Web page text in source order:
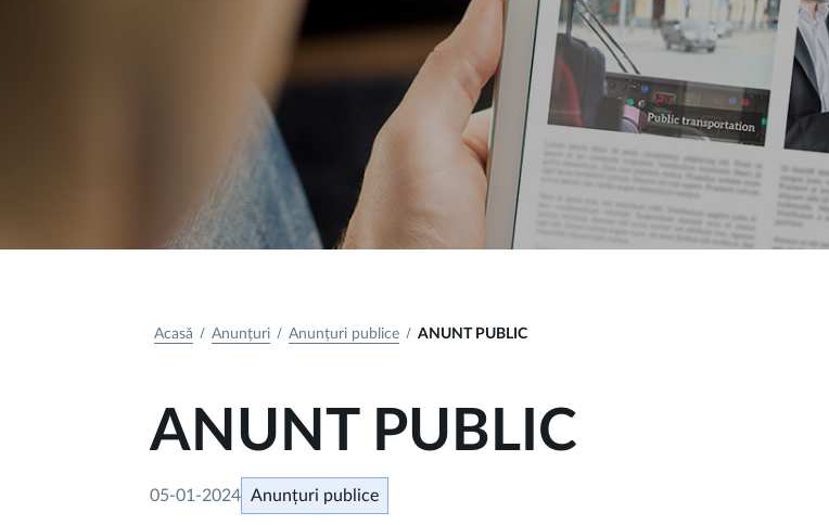
Acasă Anunțuri Anunțuri publice ANUNT PUBLIC
ANUNT PUBLIC
05-01-2024 Anunțuri publice